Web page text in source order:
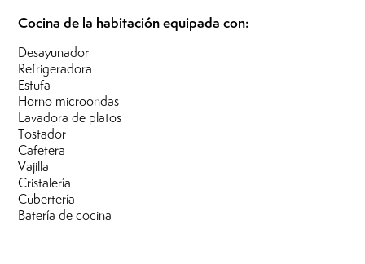
Cocina de la habitación equipada con:
Desayunador
Refrigeradora
Estufa
Horno microondas
Lavadora de platos
Tostador
Cafetera
Vajilla
Cristalería
Cubertería
Batería de cocina